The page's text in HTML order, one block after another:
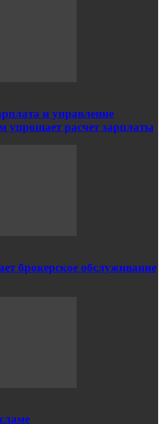
и управление
упрощает расчет зарплаты
брокерское обслуживание